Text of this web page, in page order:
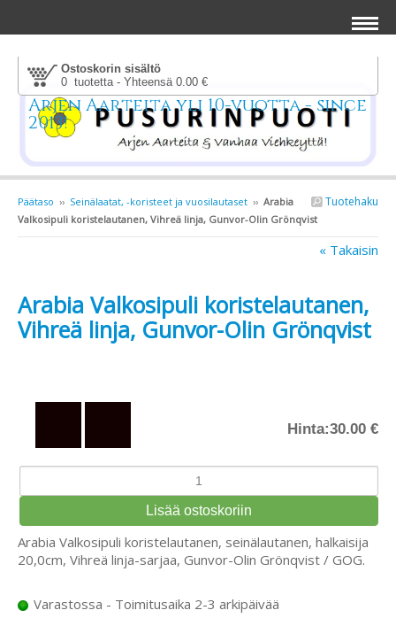
Ostoskorin sisältö
0 tuotetta - Yhteensä 0.00 €
Arjen Aarteita yli 10-vuotta - since
2013!
Tuotehaku
Päätaso ›› Seinälaatat, -koristeet ja vuosilautaset ›› Arabia
Valkosipuli koristelautanen, Vihreä linja, Gunvor-Olin Grönqvist
« Takaisin
Arabia Valkosipuli koristelautanen,
Vihreä linja, Gunvor-Olin Grönqvist
Hinta:30.00 €
Arabia Valkosipuli koristelautanen, seinälautanen, halkaisija
20,0cm, Vihreä linja-sarjaa, Gunvor-Olin Grönqvist / GOG.
Varastossa - Toimitusaika 2-3 arkipäivää